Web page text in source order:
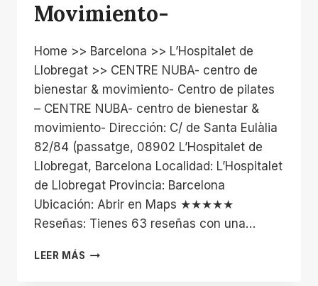
Movimiento-
Home >> Barcelona >> L’Hospitalet de
Llobregat >> CENTRE NUBA- centro de
bienestar & movimiento- Centro de pilates
– CENTRE NUBA- centro de bienestar &
movimiento- Dirección: C/ de Santa Eulàlia
82/84 (passatge, 08902 L’Hospitalet de
Llobregat, Barcelona Localidad: L’Hospitalet
de Llobregat Provincia: Barcelona
Ubicación: Abrir en Maps ★★★★★
Reseñas: Tienes 63 reseñas con una…
LEER MÁS CENTRE